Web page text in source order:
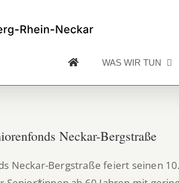
WAS WIR TUN
Neckar-Bergstraße
Neckar-Bergstraße feiert seinen